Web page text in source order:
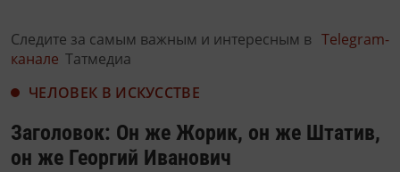
Следите за самым важным и интересным в Telegram-
канале Татмедиа
ЧЕЛОВЕК В ИСКУССТВЕ
Заголовок: Он же Жорик, он же Штатив,
он же Георгий Иванович